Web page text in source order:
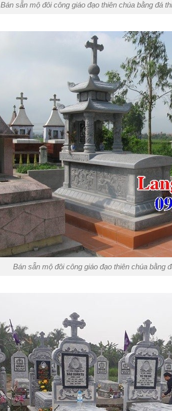
Bán sẵn mộ đôi công giáo đạo thiên chúa bằng đá
Bán sẵn mộ đôi công giáo đạo thiên chúa bằng